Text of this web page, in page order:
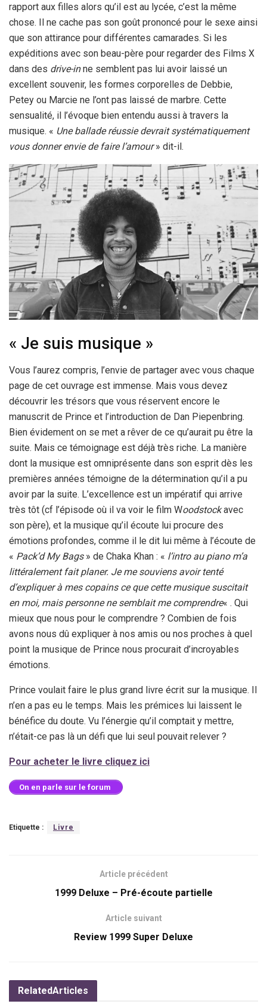
rapport aux filles alors qu’il est au lycée, c’est la même
chose. Il ne cache pas son goût prononcé pour le sexe ainsi
que son attirance pour différentes camarades. Si les
expéditions avec son beau-père pour regarder des Films X
dans des drive-inne semblent pas lui avoir laissé un
excellent souvenir, les formes corporelles de Debbie,
Petey ou Marcie ne l’ont pas laissé de marbre. Cette
sensualité, il l’évoque bien entendu aussi à travers la
musique. « Une ballade réussie devrait systématiquement
vous donner envie de faire l’amour» dit-il.
« Je suis musique »
Vous l’aurez compris, l’envie de partager avec vous chaque
page de cet ouvrage est immense. Mais vous devez
découvrir les trésors que vous réservent encore le
manuscrit de Prince et l’introduction de Dan Piepenbring.
Bien évidement on se met a rêver de ce qu’aurait pu être la
suite. Mais ce témoignage est déjà très riche. La manière
dont la musique est omniprésente dans son esprit dès les
premières années témoigne de la détermination qu’il a pu
avoir par la suite. L’excellence est un impératif qui arrive
très tôt (cf l’épisode où il va voir le film Woodstockavec
son père), et la musique qu’il écoute lui procure des
émotions profondes, comme il le dit lui même à l’écoute de
« Pack’d My Bags» de Chaka Khan : « l’intro au piano m’a
littéralement fait planer. Je me souviens avoir tenté
d’expliquer à mes copains ce que cette musique suscitait
en moi, mais personne ne semblait me comprendre« . Qui
mieux que nous pour le comprendre ? Combien de fois
avons nous dû expliquer à nos amis ou nos proches à quel
point la musique de Prince nous procurait d’incroyables
émotions.
Prince voulait faire le plus grand livre écrit sur la musique. Il
n’en a pas eu le temps. Mais les prémices lui laissent le
bénéfice du doute. Vu l’énergie qu’il comptait y mettre,
n’était-ce pas là un défi que lui seul pouvait relever ?
Pour acheter le livre cliquez ici
On en parle sur le forum
Etiquette : Livre
Article précédent
1999 Deluxe – Pré-écoute partielle
Article suivant
Review 1999 Super Deluxe
RelatedArticles